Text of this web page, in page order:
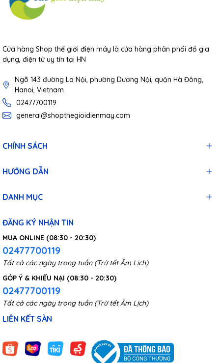
Cửa hàng Shop thế giới điện máy là cửa hàng phân phối đồ gia
dụng, điện tử uy tín tại HN
Ngõ 143 đường La Nội, phường Dương Nội, quận Hà Đông,
Hanoi, Vietnam
02477700119
general@shopthegioidienmay.com
CHÍNH SÁCH
HƯỚNG DẪN
DANH MỤC
ĐĂNG KÝ NHẬN TIN
MUA ONLINE (08:30 - 20:30)
02477700119
Tất cả các ngày trong tuần (Trừ tết Âm Lịch)
GÓP Ý & KHIẾU NẠI (08:30 - 20:30)
02477700119
Tất cả các ngày trong tuần (Trừ tết Âm Lịch)
LIÊN KẾT SÀN